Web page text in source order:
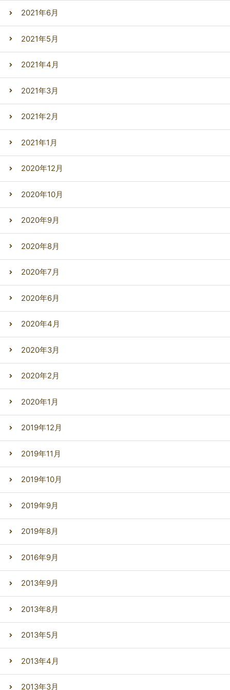
2021年6月
2021年5月
2021年4月
2021年3月
2021年2月
2021年1月
2020年12月
2020年10月
2020年9月
2020年8月
2020年7月
2020年6月
2020年4月
2020年3月
2020年2月
2020年1月
2019年12月
2019年11月
2019年10月
2019年9月
2019年8月
2016年9月
2013年9月
2013年8月
2013年5月
2013年4月
2013年3月